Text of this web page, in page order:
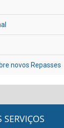
novos Repasses
SERVIÇOS